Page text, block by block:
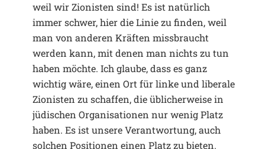
weil wir Zionisten sind! Es ist natürlich
immer schwer, hier die Linie zu finden, weil
man von anderen Kräften missbraucht
werden kann, mit denen man nichts zu tun
haben möchte. Ich glaube, dass es ganz
wichtig wäre, einen Ort für linke und liberale
Zionisten zu schaffen, die üblicherweise in
jüdischen Organisationen nur wenig Platz
haben. Es ist unsere Verantwortung, auch
solchen Positionen einen Platz zu bieten.